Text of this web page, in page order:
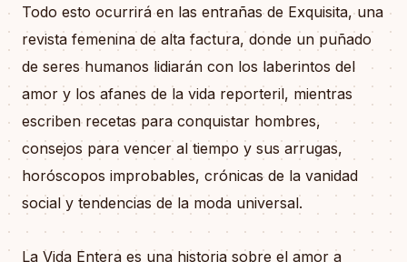
Todo esto ocurrirá en las entrañas de Exquisita, una
revista femenina de alta factura, donde un puñado
de seres humanos lidiarán con los laberintos del
amor y los afanes de la vida reporteril, mientras
escriben recetas para conquistar hombres,
consejos para vencer al tiempo y sus arrugas,
horóscopos improbables, crónicas de la vanidad
social y tendencias de la moda universal.
La Vida Entera es una historia sobre el amor a